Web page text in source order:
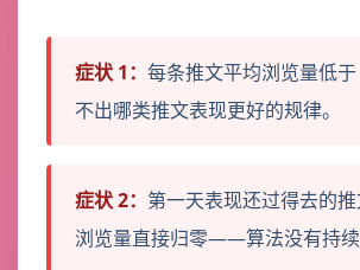
症状 1： 每条推文平均浏览量低
不出哪类推文表现更好的规律。
症状 2： 第一天表现还过得去的
浏览量直接归零——算法没有持续